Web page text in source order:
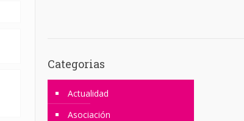
Categorias
Actualidad
Asociación